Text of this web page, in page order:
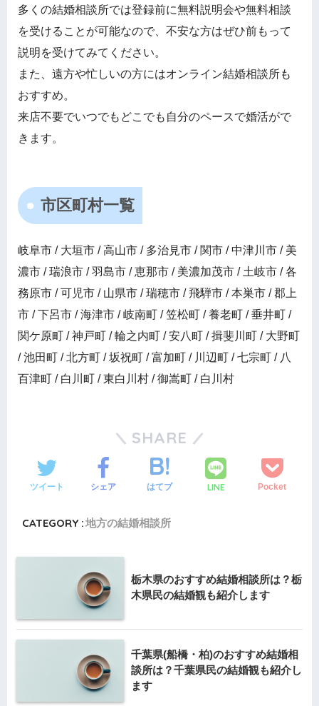
多くの結婚相談所では登録前に無料説明会や無料相談
を受けることが可能なので、不安な方はぜひ前もって
説明を受けてみてください。
また、遠方や忙しいの方にはオンライン結婚相談所も
おすすめ。
来店不要でいつでもどこでも自分のペースで婚活がで
きます。
市区町村一覧
岐阜市 / 大垣市 / 高山市 / 多治見市 / 関市 / 中津川市 / 美
濃市 / 瑞浪市 / 羽島市 / 恵那市 / 美濃加茂市 / 土岐市 / 各
務原市 / 可児市 / 山県市 / 瑞穂市 / 飛騨市 / 本巣市 / 郡上
市 / 下呂市 / 海津市 / 岐南町 / 笠松町 / 養老町 / 垂井町 /
関ケ原町 / 神戸町 / 輪之内町 / 安八町 / 揖斐川町 / 大野町
/ 池田町 / 北方町 / 坂祝町 / 富加町 / 川辺町 / 七宗町 / 八
百津町 / 白川町 / 東白川村 / 御嵩町 / 白川村
SHARE
ツイート シェア はてブ LINE Pocket
CATEGORY :地方の結婚相談所
栃木県のおすすめ結婚相談所は？栃
木県民の結婚観も紹介します
千葉県(船橋・柏)のおすすめ結婚相
談所は？千葉県民の結婚観も紹介し
ます